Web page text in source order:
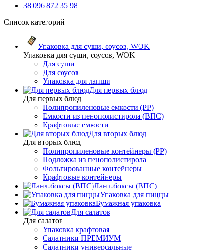
38 096 872 35 98
Список категорий
Упаковка для суши, соусов, WOK
Упаковка для суши, соусов, WOK
Для суши
Для соусов
Упаковка для лапши
Для первых блюд
Для первых блюд
Полипропиленовые емкости (PP)
Емкости из пенополистирола (ВПС)
Крафтовые емкости
Для вторых блюд
Для вторых блюд
Полипропиленовые контейнеры (PP)
Подложка из пенополистирола
Фольгированные контейнеры
Крафтовые контейнеры
Ланч-боксы (ВПС)
Упаковка для пиццы
Бумажная упаковка
Для салатов
Для салатов
Упаковка крафтовая
Салатники ПРЕМИУМ
Салатники универсальные